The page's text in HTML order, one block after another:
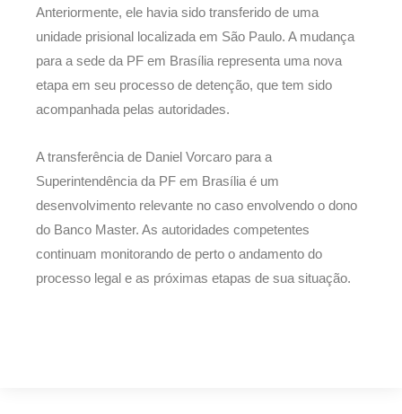
Anteriormente, ele havia sido transferido de uma
unidade prisional localizada em São Paulo. A mudança
para a sede da PF em Brasília representa uma nova
etapa em seu processo de detenção, que tem sido
acompanhada pelas autoridades.
A transferência de Daniel Vorcaro para a
Superintendência da PF em Brasília é um
desenvolvimento relevante no caso envolvendo o dono
do Banco Master. As autoridades competentes
continuam monitorando de perto o andamento do
processo legal e as próximas etapas de sua situação.